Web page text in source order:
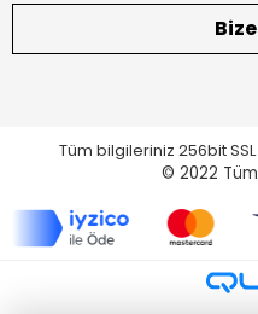
Tüm bilgileriniz 256bit
© 2022